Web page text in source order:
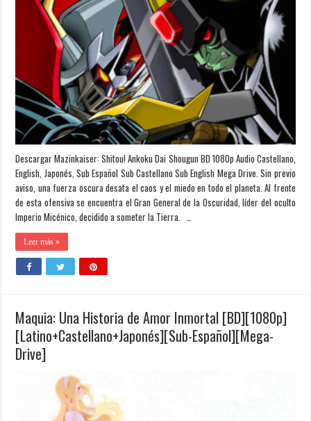
Descargar Mazinkaiser: Shitou! Ankoku Dai Shougun BD 1080p Audio Castellano,
English, Japonés, Sub Español Sub Castellano Sub English Mega Drive. Sin previo
aviso, una fuerza oscura desata el caos y el miedo en todo el planeta. Al frente
de esta ofensiva se encuentra el Gran General de la Oscuridad, líder del oculto
Imperio Micénico, decidido a someter la Tierra. …
Leer más »
Maquia: Una Historia de Amor Inmortal [BD][1080p]
[Latino+Castellano+Japonés][Sub-Español][Mega-
Drive]